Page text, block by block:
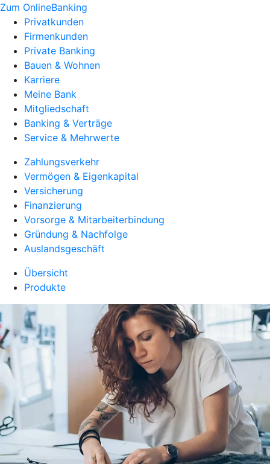
Zum OnlineBanking
Privatkunden
Firmenkunden
Private Banking
Bauen & Wohnen
Karriere
Meine Bank
Mitgliedschaft
Banking & Verträge
Service & Mehrwerte
Zahlungsverkehr
Vermögen & Eigenkapital
Versicherung
Finanzierung
Vorsorge & Mitarbeiterbindung
Gründung & Nachfolge
Auslandsgeschäft
Übersicht
Produkte